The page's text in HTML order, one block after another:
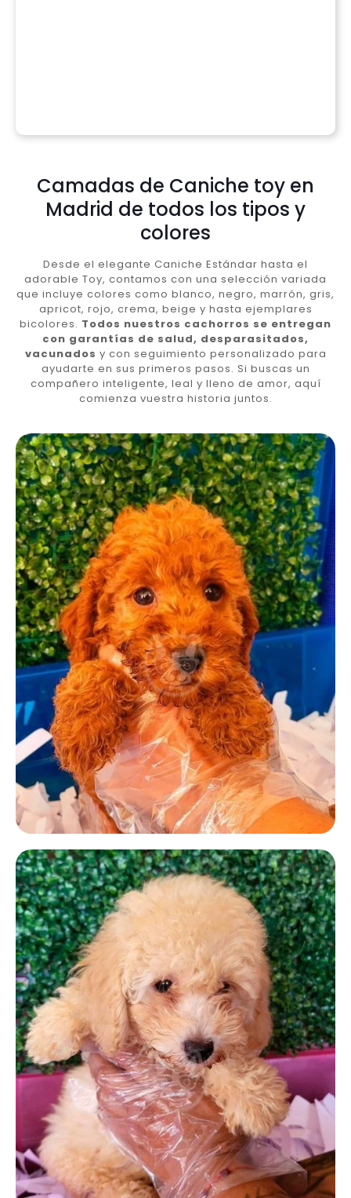
Camadas de Caniche toy en
Madrid de todos los tipos y
colores
Desde el elegante Caniche Estándar hasta el
adorable Toy, contamos con una selección variada
que incluye colores como blanco, negro, marrón, gris,
apricot, rojo, crema, beige y hasta ejemplares
bicolores. Todos nuestros cachorros se entregan
con garantías de salud, desparasitados,
vacunados y con seguimiento personalizado para
ayudarte en sus primeros pasos. Si buscas un
compañero inteligente, leal y lleno de amor, aquí
comienza vuestra historia juntos.